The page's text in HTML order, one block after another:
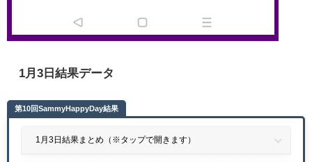
1月3日結果データ
第10回SammyHappyDay結果
1月3日結果まとめ（※タップで開きます）